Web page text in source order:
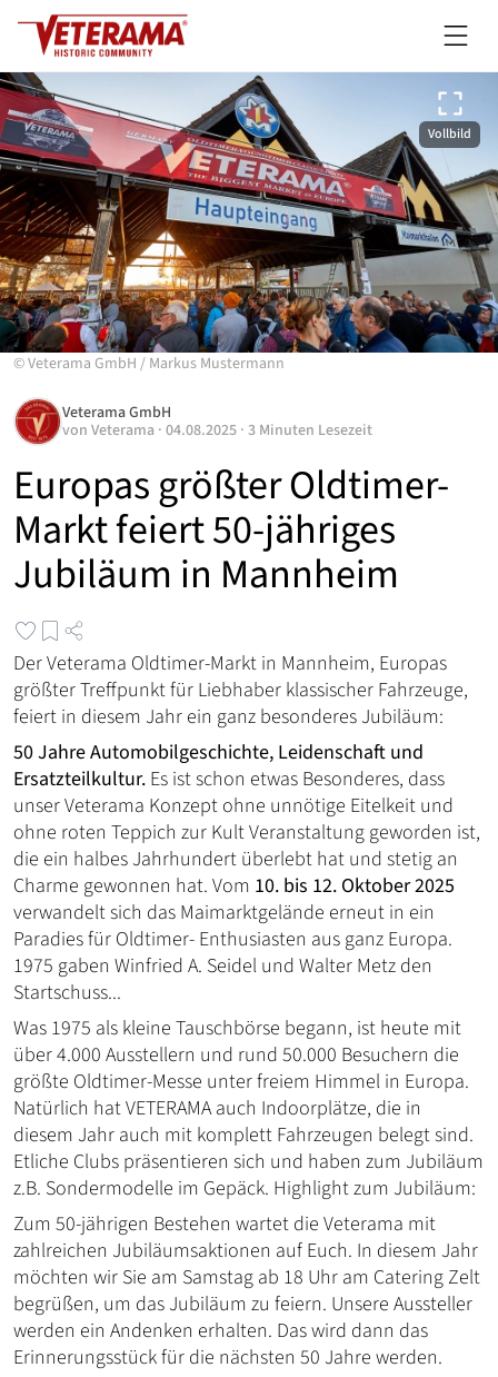
Vollbild
©Veterama GmbH / Markus Mustermann
Europas größter Oldtimer-
Markt feiert 50-jähriges
Jubiläum in Mannheim
Veterama GmbH
von Veterama · 04.08.2025 · 3 Minuten Lesezeit
Der Veterama Oldtimer-Markt in Mannheim, Europas
größter Treffpunkt für Liebhaber klassischer Fahrzeuge,
feiert in diesem Jahr ein ganz besonderes Jubiläum:
50 Jahre Automobilgeschichte, Leidenschaft und
Ersatzteilkultur. Es ist schon etwas Besonderes, dass
unser Veterama Konzept ohne unnötige Eitelkeit und
ohne roten Teppich zur Kult Veranstaltung geworden ist,
die ein halbes Jahrhundert überlebt hat und stetig an
Charme gewonnen hat. Vom 10. bis 12. Oktober 2025
verwandelt sich das Maimarktgelände erneut in ein
Paradies für Oldtimer- Enthusiasten aus ganz Europa.
1975 gaben Winfried A. Seidel und Walter Metz den
Startschuss...
Was 1975 als kleine Tauschbörse begann, ist heute mit
über 4.000 Ausstellern und rund 50.000 Besuchern die
größte Oldtimer-Messe unter freiem Himmel in Europa.
Natürlich hat VETERAMA auch Indoorplätze, die in
diesem Jahr auch mit komplett Fahrzeugen belegt sind.
Etliche Clubs präsentieren sich und haben zum Jubiläum
z.B. Sondermodelle im Gepäck. Highlight zum Jubiläum:
Zum 50-jährigen Bestehen wartet die Veterama mit
zahlreichen Jubiläumsaktionen auf Euch. In diesem Jahr
möchten wir Sie am Samstag ab 18 Uhr am Catering Zelt
begrüßen, um das Jubiläum zu feiern. Unsere Aussteller
werden ein Andenken erhalten. Das wird dann das
Erinnerungsstück für die nächsten 50 Jahre werden.